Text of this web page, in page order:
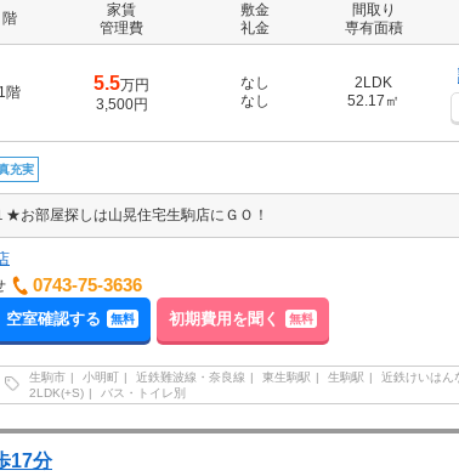
階
家賃
管理費
敷金
礼金
間取り
専有面積
1階 5.5万円
3,500円
なし
なし
2LDK
52.17㎡
充実
お部屋探しは山晃住宅生駒店にＧＯ！
0743-75-3636
空室確認する 無料 初期費用を聞く 無料
生駒市 小明町 近鉄難波線・奈良線 東生駒駅 生駒駅 近鉄けいはん
2LDK(+S)
バス・トイレ別
17分